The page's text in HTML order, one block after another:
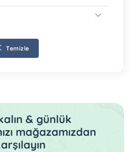
Temizle
& günlük
mağazamızdan